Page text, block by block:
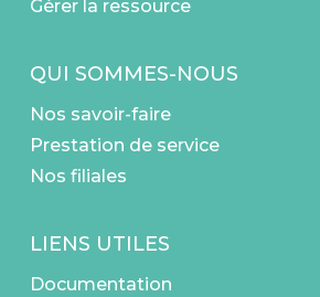
Gérer la ressource
QUI SOMMES-NOUS
Nos savoir-faire
Prestation de service
Nos filiales
LIENS UTILES
Documentation